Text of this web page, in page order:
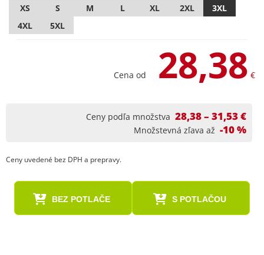
XS S M L XL 2XL
3XL
4XL
5XL
Cena od 28,38 €
Ceny podľa množstva 28,38 – 31,53 €
Množstevná zľava až -10 %
Ceny uvedené bez DPH a prepravy.
BEZ POTLAČE S POTLAČOU